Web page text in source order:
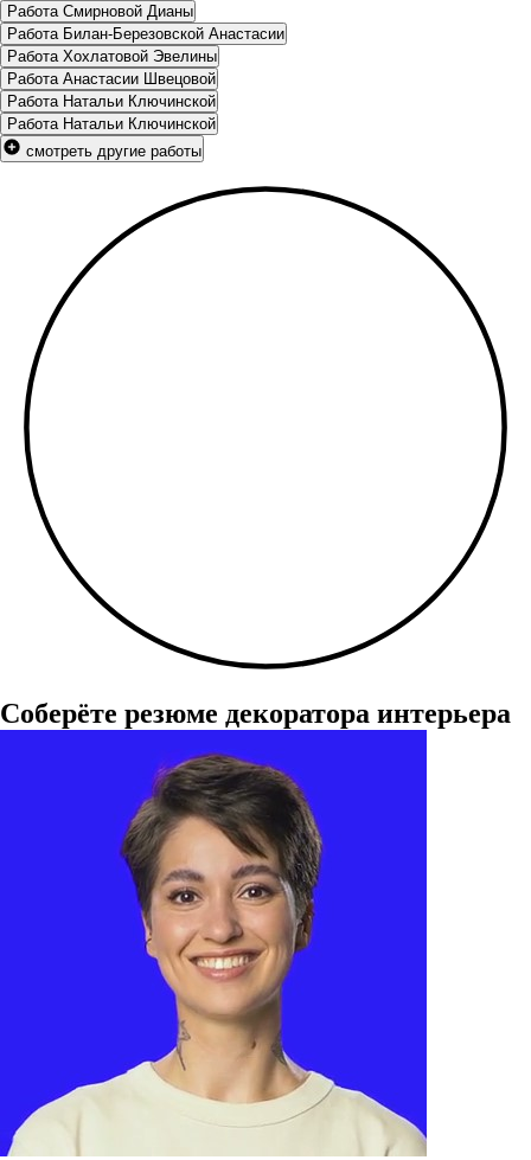
Работа Смирновой Дианы
Работа Билан-Березовской Анастасии
Работа Хохлатовой Эвелины
Работа Анастасии Швецовой
Работа Натальи Ключинской
Работа Натальи Ключинской
смотреть другие работы
Соберёте резюме декоратора интерьера